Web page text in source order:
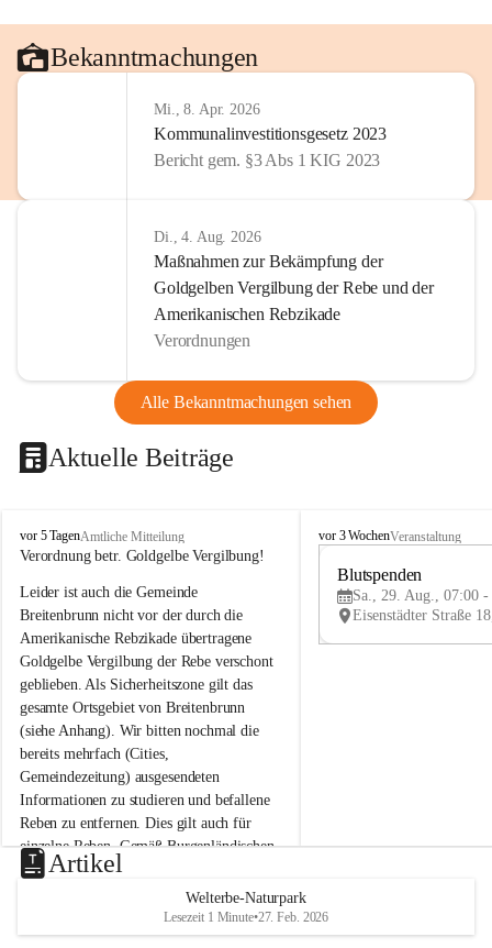
Bekanntmachungen
Mi., 8. Apr. 2026
Kommunalinvestitionsgesetz 2023
Bericht gem. §3 Abs 1 KIG 2023
Di., 4. Aug. 2026
Maßnahmen zur Bekämpfung der
Goldgelben Vergilbung der Rebe und der
Amerikanischen Rebzikade
Verordnungen
Alle Bekanntmachungen sehen
Aktuelle Beiträge
B
r
i
t
e
n
b
r
u
n
n
a
m
N
e
u
s
d
vor 5 TagenAmtliche Mitteilung
Verordnung betr. Goldgelbe Vergilbung!
Leider ist auch die Gemeinde
Breitenbrunn nicht vor der durch die
Amerikanische Rebzikade übertragene
Goldgelbe Vergilbung der Rebe verschont
geblieben. Als Sicherheitszone gilt das
gesamte Ortsgebiet von Breitenbrunn
(siehe Anhang). Wir bitten nochmal die
bereits mehrfach (Cities,
Gemeindezeitung) ausgesendeten
Informationen zu studieren und befallene
Reben zu entfernen. Dies gilt auch für
einzelne Reben. Gemäß Burgenländischen
Weinbaugesetz sind nicht gepflegte oder
unzulässige Weingärten zu roden! Bitte
helfen wir zusammen um unsere Winzer
vor den prognostizierten Ernteausfällen
B
e
u
e
d
vor 3 WochenVeranstaltung
Blutspenden
Sa., 29. Aug., 07:00 -
Artikel
Welterbe-Naturpark
Lesezeit 1 Minute•27. Feb. 2026